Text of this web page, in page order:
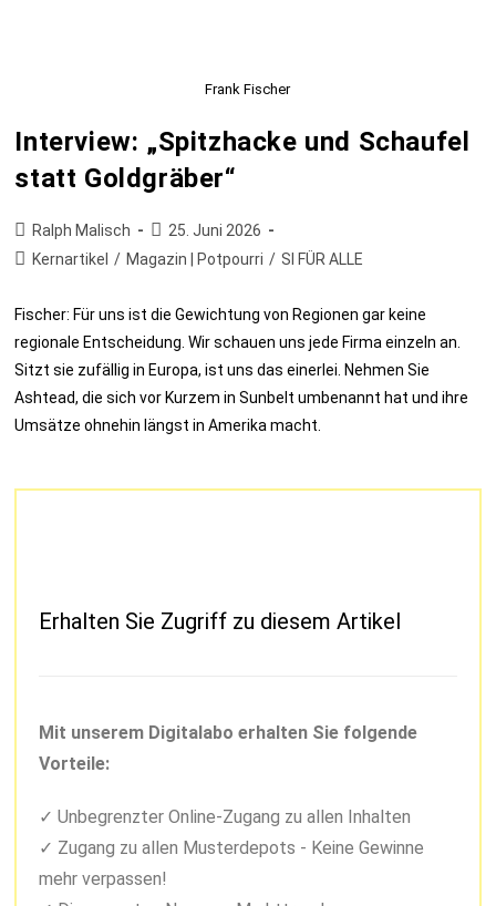
Frank Fischer
Interview: „Spitzhacke und Schaufel
statt Goldgräber“
Ralph Malisch
25. Juni 2026
Kernartikel / Magazin | Potpourri / SI FÜR ALLE
Fischer: Für uns ist die Gewichtung von Regionen gar keine
regionale Entscheidung. Wir schauen uns jede Firma einzeln an.
Sitzt sie zufällig in Europa, ist uns das einerlei. Nehmen Sie
Ashtead, die sich vor Kurzem in Sunbelt umbenannt hat und ihre
Umsätze ohnehin längst in Amerika macht.
Erhalten Sie Zugriff zu diesem Artikel
Mit unserem Digitalabo erhalten Sie folgende
Vorteile:
Unbegrenzter Online-Zugang zu allen Inhalten
Zugang zu allen Musterdepots - Keine Gewinne
mehr verpassen!